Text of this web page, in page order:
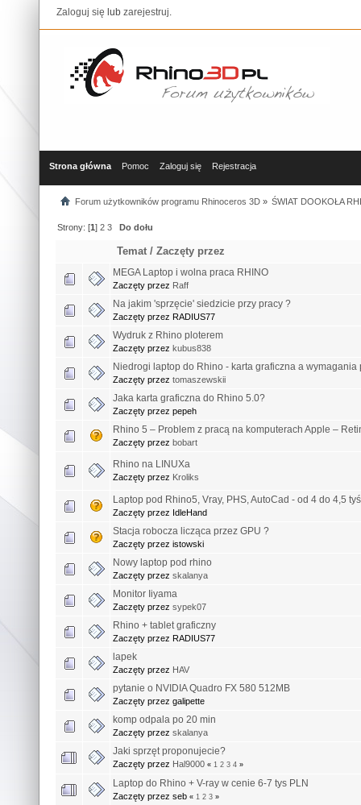
Zaloguj się lub zarejestruj.
Strona główna Pomoc Zaloguj się Rejestracja
Forum użytkowników programu Rhinoceros 3D» ŚWIAT DOOKOŁA
Strony: [1]2 3 Do dołu
Temat /Zaczęty przez
MEGA Laptop i wolna praca RHINO
Zaczęty przez Raff
Na jakim 'sprzęcie' siedzicie przy pracy ?
Zaczęty przez RADIUS77
Wydruk z Rhino ploterem
Zaczęty przez kubus838
Niedrogi laptop do Rhino - karta graficzna a wymagania
Zaczęty przez tomaszewskii
Jaka karta graficzna do Rhino 5.0?
Zaczęty przez pepeh
Rhino 5 – Problem z pracą na komputerach Apple –
Zaczęty przez bobart
Rhino na LINUXa
Zaczęty przez Kroliks
Laptop pod Rhino5, Vray, PHS, AutoCad - od 4 do 4,5
Zaczęty przez IdleHand
Stacja robocza licząca przez GPU ?
Zaczęty przez istowski
Nowy laptop pod rhino
Zaczęty przez skalanya
Monitor Iiyama
Zaczęty przez sypek07
Rhino + tablet graficzny
Zaczęty przez RADIUS77
lapek
Zaczęty przez HAV
pytanie o NVIDIA Quadro FX 580 512MB
Zaczęty przez galipette
komp odpala po 20 min
Zaczęty przez skalanya
Jaki sprzęt proponujecie?
Zaczęty przez Hal9000 « 1 2 3 4 »
Laptop do Rhino + V-ray w cenie 6-7 tys PLN
Zaczęty przez seb « 1 2 3 »